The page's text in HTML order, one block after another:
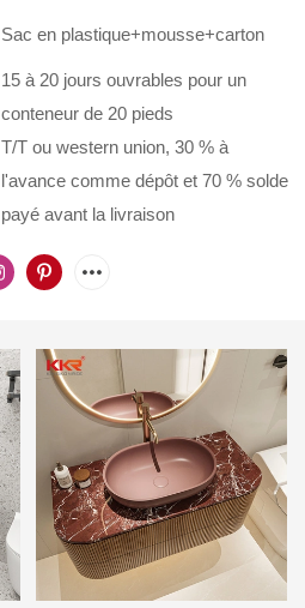
Sac en plastique+mousse+carton
15 à 20 jours ouvrables pour un
conteneur de 20 pieds
T/T ou western union, 30 % à
l'avance comme dépôt et 70 % solde
payé avant la livraison